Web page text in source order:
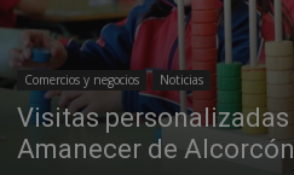
Comercios y negocios Noticias
Visitas
Amanecer de Alcorcón